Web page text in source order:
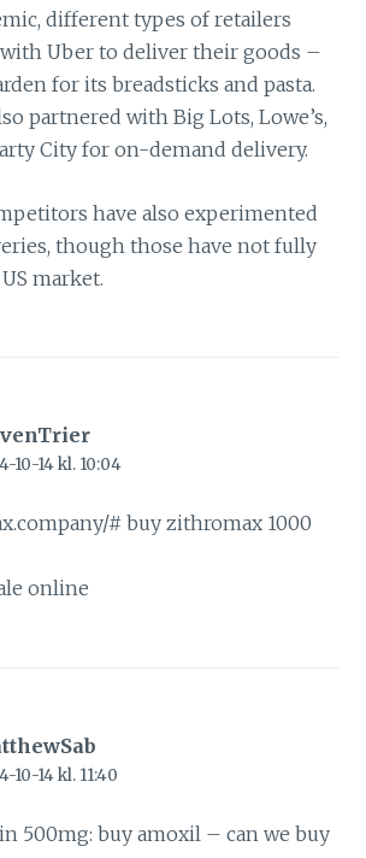
different types of retailers
Uber to deliver their goods –
for its breadsticks and pasta.
partnered with Big Lots, Lowe’s,
City for on-demand delivery.
have also experimented
though those have not fully
market.
10-14 kl. 10:04
#buy zithromax 1000
online
10-14 kl. 11:40
500mg:buy amoxil – can we buy